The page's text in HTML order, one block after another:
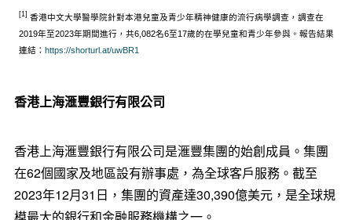
[1] 香港中文大學醫學院針對本港兒童及青少年精神健康的流行病學調查，調查在
2019年至2023年期間進行，共6,082名6至17歲的在學兒童和青少年參與。報告結果
連結： https://shorturl.at/uwBR1
香港上海滙豐銀行有限公司
香港上海滙豐銀行有限公司是滙豐集團的始創成員。集團
在62個國家及地區設有辦事處，為全球客戶服務。截至
2023年12月31日，集團的資產達30,390億美元，是全球規